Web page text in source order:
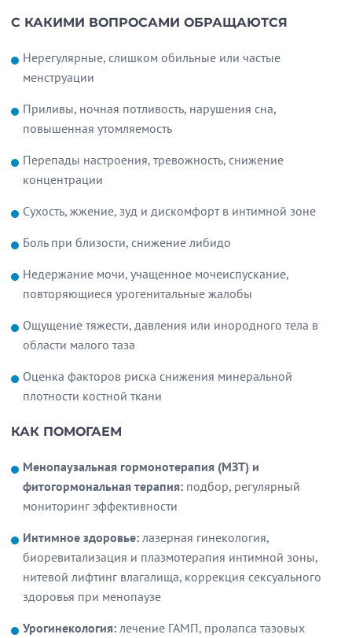
С КАКИМИ ВОПРОСАМИ ОБРАЩАЮТСЯ
Нерегулярные, слишком обильные или частые
менструации
Приливы, ночная потливость, нарушения сна,
повышенная утомляемость
Перепады настроения, тревожность, снижение
концентрации
Сухость, жжение, зуд и дискомфорт в интимной зоне
Боль при близости, снижение либидо
Недержание мочи, учащенное мочеиспускание,
повторяющиеся урогенитальные жалобы
Ощущение тяжести, давления или инородного тела в
области малого таза
Оценка факторов риска снижения минеральной
плотности костной ткани
КАК ПОМОГАЕМ
Менопаузальная гормонотерапия (МЗТ) и
фитогормональная терапия:подбор, регулярный
мониторинг эффективности
Интимное здоровье:лазерная гинекология,
биоревитализация и плазмотерапия интимной зоны,
нитевой лифтинг влагалища, коррекция сексуального
здоровья при менопаузе
Урогинекология:лечение ГАМП, пролапса тазовых